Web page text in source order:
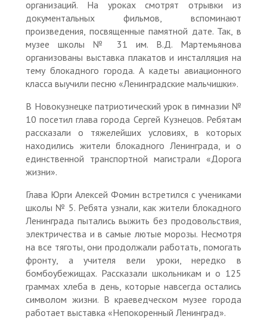
организаций. На уроках смотрят отрывки из
документальных фильмов, вспоминают
произведения, посвященные памятной дате. Так, в
музее школы № 31 им. В.Д. Мартемьянова
организованы выставка плакатов и инсталляция на
тему блокадного города. А кадеты авиационного
класса выучили песню «Ленинградские мальчишки».
В Новокузнецке патриотический урок в гимназии №
10 посетил глава города Сергей Кузнецов. Ребятам
рассказали о тяжелейших условиях, в которых
находились жители блокадного Ленинграда, и о
единственной транспортной магистрали «Дорога
жизни».
Глава Юрги Алексей Фомин встретился с учениками
школы № 5. Ребята узнали, как жители блокадного
Ленинграда пытались выжить без продовольствия,
электричества и в самые лютые морозы. Несмотря
на все тяготы, они продолжали работать, помогать
фронту, а учителя вели уроки, нередко в
бомбоубежищах. Рассказали школьникам и о 125
граммах хлеба в день, которые навсегда остались
символом жизни. В краеведческом музее города
работает выставка «Непокоренный Ленинград».